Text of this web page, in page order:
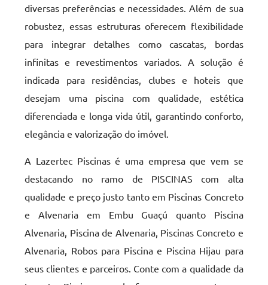
diversas preferências e necessidades. Além de sua
robustez, essas estruturas oferecem flexibilidade
para integrar detalhes como cascatas, bordas
infinitas e revestimentos variados. A solução é
indicada para residências, clubes e hoteis que
desejam uma piscina com qualidade, estética
diferenciada e longa vida útil, garantindo conforto,
elegância e valorização do imóvel.
A Lazertec Piscinas é uma empresa que vem se
destacando no ramo de PISCINAS com alta
qualidade e preço justo tanto em Piscinas Concreto
e Alvenaria em Embu Guaçú quanto Piscina
Alvenaria, Piscina de Alvenaria, Piscinas Concreto e
Alvenaria, Robos para Piscina e Piscina Hijau para
seus clientes e parceiros. Conte com a qualidade da